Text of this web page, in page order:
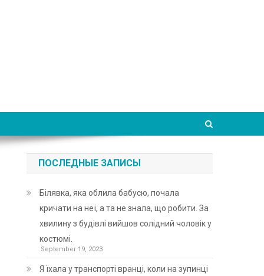
ПОСЛЕДНЫЕ ЗАПИСЫ
Білявка, яка облила бабусю, почала
кричати на неї, а та не знала, що робити. За
хвилину з будівлі вийшов солідний чоловік у
костюмі.
September 19, 2023
Я їхала у транспорті вранці, коли на зупинці